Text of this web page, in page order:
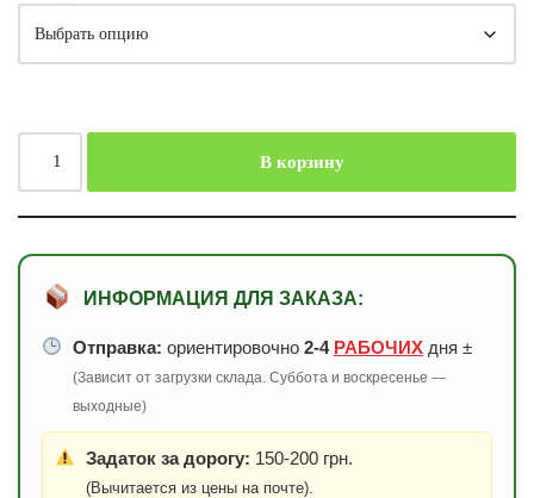
В корзину
ИНФОРМАЦИЯ ДЛЯ ЗАКАЗА:
Отправка: ориентировочно 2-4 РАБОЧИХдня ±
(Зависит от загрузки склада. Суббота и воскресенье —
выходные)
Задаток за дорогу: 150-200 грн.
(Вычитается из цены на почте).